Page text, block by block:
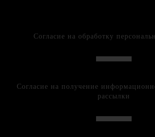
Согласие на обработку
Согласие на получение
рассылки